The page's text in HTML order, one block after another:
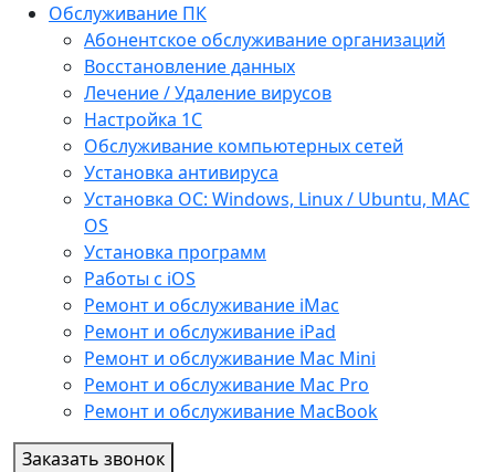
Обслуживание ПК
Абонентское обслуживание организаций
Восстановление данных
Лечение / Удаление вирусов
Настройка 1С
Обслуживание компьютерных сетей
Установка антивируса
Установка ОС: Windows, Linux / Ubuntu, МАС
OS
Установка программ
Работы с iOS
Ремонт и обслуживание iMac
Ремонт и обслуживание iPad
Ремонт и обслуживание Mac Mini
Ремонт и обслуживание Mac Pro
Ремонт и обслуживание MacBook
Заказать звонок